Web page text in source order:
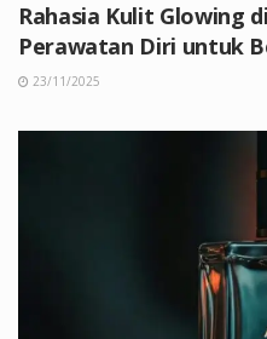
Rahasia Kulit Glowing
Perawatan Diri untuk
23/11/2025